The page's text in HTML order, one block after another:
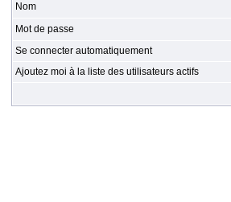
Nom
Mot de passe
Se connecter automatiquement
Ajoutez moi à la liste des utilisateurs actifs